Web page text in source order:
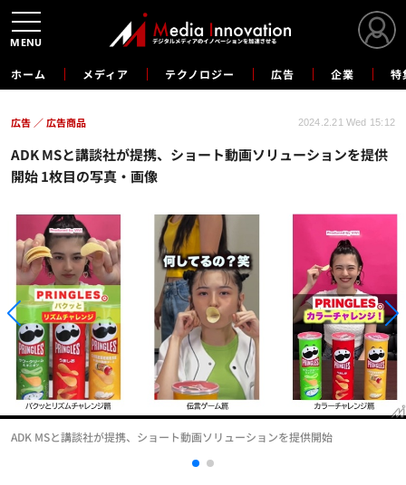
ホーム メディア テクノロジー 広告 企業 特
ADK MSと講談社が提携、ショート動画ソリューションを提供
開始 1枚目の写真・画像
広告 広告商品 2024.2.21 Wed 15:12
ADK MSと講談社が提携、ショート動画ソリューションを提供開始
MENU